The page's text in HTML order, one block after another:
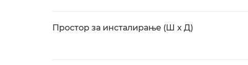
Простор за инсталирање (Ш x Д)